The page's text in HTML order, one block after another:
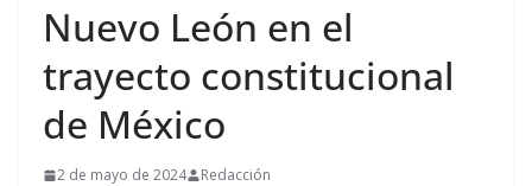
Nuevo León en el
trayecto constitucional
de México
2 de mayo de 2024 Redacción